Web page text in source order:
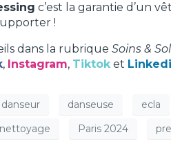
c’est la garantie d’un
!
dans la rubrique Soins &
, Instagram, Tiktok et
danseur danseuse ecla
nettoyage Paris 2024